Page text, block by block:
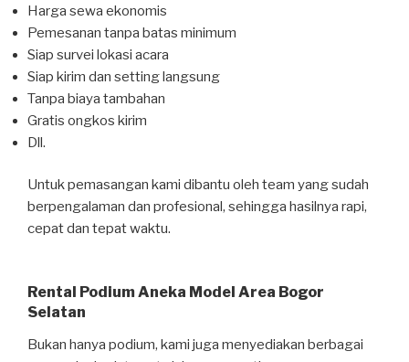
Harga sewa ekonomis
Pemesanan tanpa batas minimum
Siap survei lokasi acara
Siap kirim dan setting langsung
Tanpa biaya tambahan
Gratis ongkos kirim
Dll.
Untuk pemasangan kami dibantu oleh team yang sudah
berpengalaman dan profesional, sehingga hasilnya rapi,
cepat dan tepat waktu.
Rental Podium Aneka Model Area Bogor
Selatan
Bukan hanya podium, kami juga menyediakan berbagai